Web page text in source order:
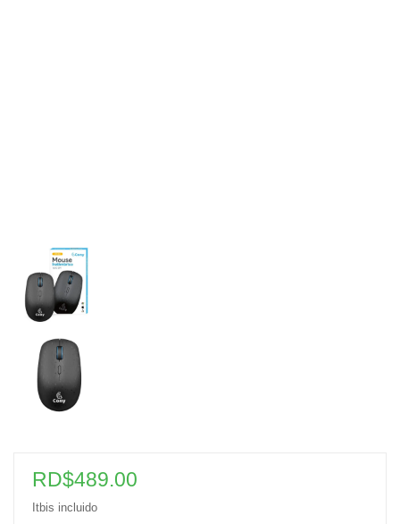
RD$489.00
Itbis incluido